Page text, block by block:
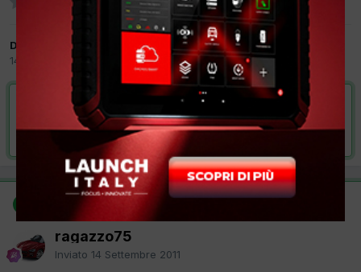
Da ragazzo75
14 Settembre 2011
IVECO
VAI ALLA SOLUZIONE
Risolta da ragazzo75,
ragazzo75
Inviato 14 Settembre 2011